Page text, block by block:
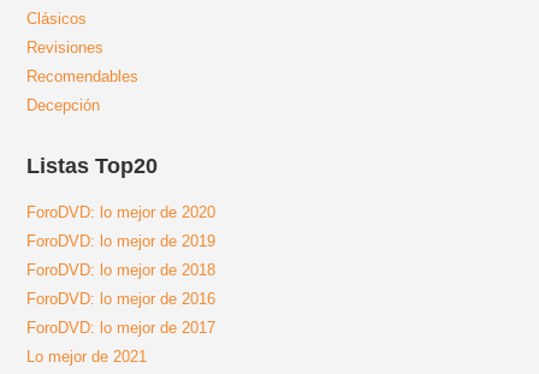
Clásicos
Revisiones
Recomendables
Decepción
Listas Top20
ForoDVD: lo mejor de 2020
ForoDVD: lo mejor de 2019
ForoDVD: lo mejor de 2018
ForoDVD: lo mejor de 2016
ForoDVD: lo mejor de 2017
Lo mejor de 2021